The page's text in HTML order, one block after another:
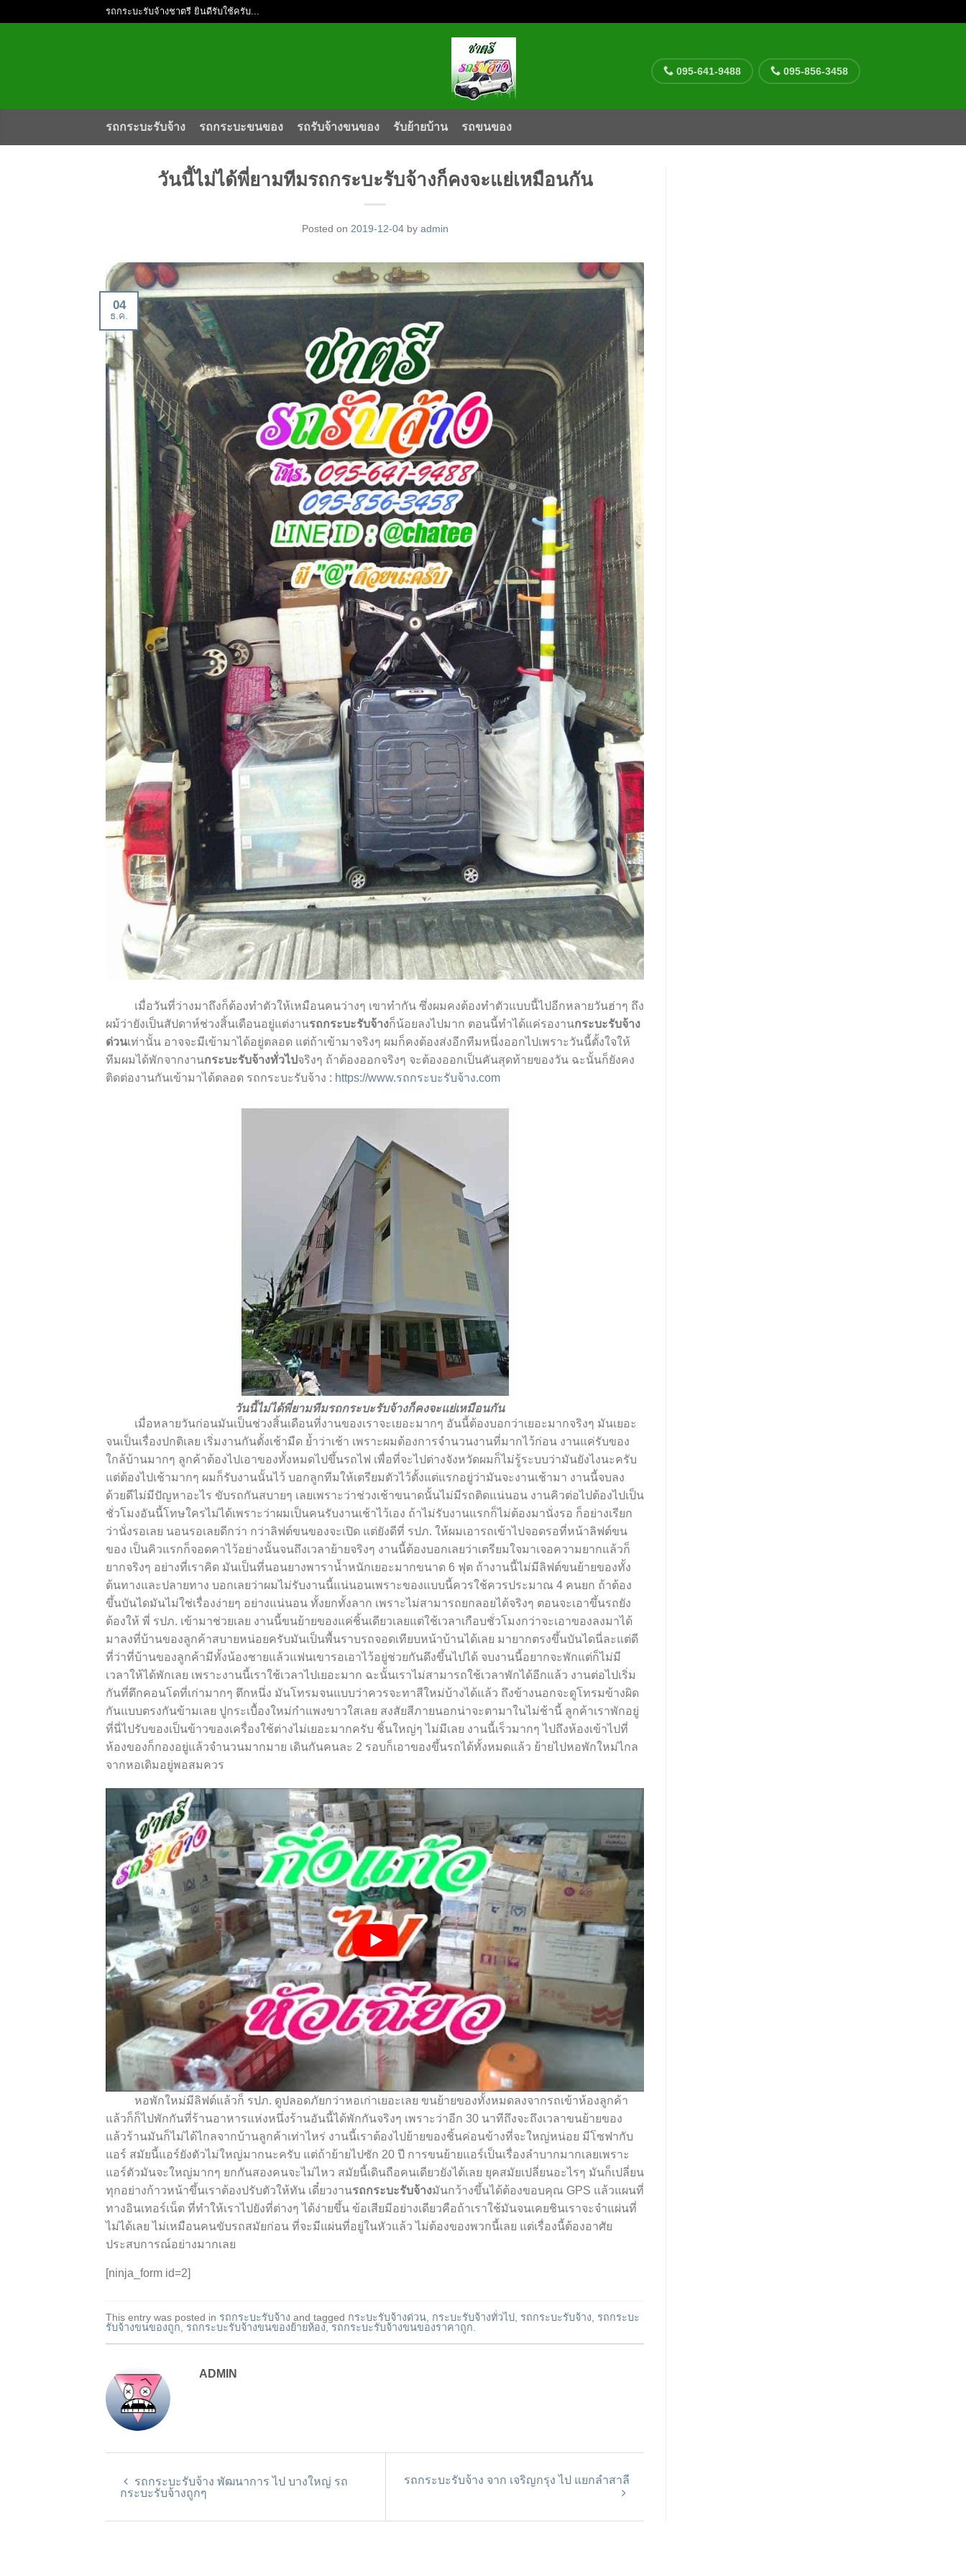
รถกระบะรับจ้างชาตรี ยินดีรับใช้ครับ...
095-641-9488 095-856-3458
รถกระบะรับจ้าง รถกระบะขนของ รถรับจ้างขนของ รับย้ายบ้าน รถขนของ
วันนี้ไม่ได้พี่ยามทีมรถกระบะรับจ้างก็คงจะแย่เหมือนกัน
Posted on 2019-12-04by admin
04
ธ.ค.
เมื่อวันที่ว่างมาถึงก็ต้องทำตัวให้เหมือนคนว่างๆ เขาทำกัน ซึ่งผมคงต้องทำตัวแบบนี้ไปอีกหลายวันฮ่าๆ ถึง
ผม้ว่ายังเป็นสัปดาห์ช่วงสิ้นเดือนอยู่แต่งานรถกระบะรับจ้างก็น้อยลงไปมาก ตอนนี้ทำได้แค่รองานกระบะรับจ้าง
ด่วนเท่านั้น อาจจะมีเข้ามาได้อยู่ตลอด แต่ถ้าเข้ามาจริงๆ ผมก็คงต้องส่งอีกทีมหนึ่งออกไปเพราะวันนี้ตั้งใจให้
ทีมผมได้พักจากงานกระบะรับจ้างทั่วไปจริงๆ ถ้าต้องออกจริงๆ จะต้องออกเป็นคันสุดท้ายของวัน ฉะนั้นก็ยังคง
ติดต่องานกันเข้ามาได้ตลอด รถกระบะรับจ้าง : https://www.รถกระบะรับจ้าง.com
วันนี้ไม่ได้พี่ยามทีมรถกระบะรับจ้างก็คงจะแย่เหมือนกัน
เมื่อหลายวันก่อนมันเป็นช่วงสิ้นเดือนที่งานของเราจะเยอะมากๆ อันนี้ต้องบอกว่าเยอะมากจริงๆ มันเยอะ
จนเป็นเรื่องปกติเลย เริ่มงานกันตั้งเช้ามืด ย้ำว่าเช้า เพราะผมต้องการจำนวนงานที่มากไว้ก่อน งานแค่รับของ
ใกล้บ้านมากๆ ลูกค้าต้องไปเอาของทั้งหมดไปขึ้นรถไฟ เพื่อที่จะไปต่างจังหวัดผมก็ไม่รู้ระบบว่ามันยังไงนะครับ
แต่ต้องไปเช้ามากๆ ผมก็รับงานนั้นไว้ บอกลูกทีมให้เตรียมตัวไว้ตั้งแต่แรกอยู่ว่ามันจะงานเช้ามา งานนี้จบลง
ด้วยดีไม่มีปัญหาอะไร ขับรถกันสบายๆ เลยเพราะว่าช่วงเช้าขนาดนั้นไม่มีรถติดแน่นอน งานคิวต่อไปต้องไปเป็น
ชั่วโมงอันนี้โทษใครไม่ได้เพราะว่าผมเป็นคนรับงานเช้าไว้เอง ถ้าไม่รับงานแรกก็ไม่ต้องมานั่งรอ ก็อย่างเรียก
ว่านั่งรอเลย นอนรอเลยดีกว่า กว่าลิฟต์ขนของจะเปิด แต่ยังดีที่ รปภ. ให้ผมเอารถเข้าไปจอดรอที่หน้าลิฟต์ขน
ของ เป็นคิวแรกก็จอดคาไว้อย่างนั้นจนถึงเวลาย้ายจริงๆ งานนี้ต้องบอกเลยว่าเตรียมใจมาเจอความยากแล้วก็
ยากจริงๆ อย่างที่เราคิด มันเป็นที่นอนยางพาราน้ำหนักเยอะมากขนาด 6 ฟุต ถ้างานนี้ไม่มีลิฟต์ขนย้ายของทั้ง
ต้นทางและปลายทาง บอกเลยว่าผมไม่รับงานนี้แน่นอนเพราะของแบบนี้ควรใช้ควรประมาณ 4 คนยก ถ้าต้อง
ขึ้นบันไดมันไม่ใช่เรื่องง่ายๆ อย่างแน่นอน ทั้งยกทั้งลาก เพราะไม่สามารถยกลอยได้จริงๆ ตอนจะเอาขึ้นรถยัง
ต้องให้ พี่ รปภ. เข้ามาช่วยเลย งานนี้ขนย้ายของแค่ชิ้นเดียวเลยแต่ใช้เวลาเกือบชั่วโมงกว่าจะเอาของลงมาได้
มาลงที่บ้านของลูกค้าสบายหน่อยครับมันเป็นพื้นราบรถจอดเทียบหน้าบ้านได้เลย มายากตรงขึ้นบันไดนี่ละแต่ดี
ที่ว่าที่บ้านของลูกค้ามีทั้งน้องชายแล้วแฟนเขารอเอาไว้อยู่ช่วยกันดึงขึ้นไปได้ จบงานนี้อยากจะพักแต่ก็ไม่มี
เวลาให้ได้พักเลย เพราะงานนี้เราใช้เวลาไปเยอะมาก ฉะนั้นเราไม่สามารถใช้เวลาพักได้อีกแล้ว งานต่อไปเริ่ม
กันที่ตึกคอนโดที่เก่ามากๆ ตึกหนึ่ง มันโทรมจนแบบว่าควรจะทาสีใหม่บ้างได้แล้ว ถึงข้างนอกจะดูโทรมข้างผิด
กันแบบตรงกันข้ามเลย ปูกระเบื้องใหม่กำแพงขาวใสเลย สงสัยสีภายนอกน่าจะตามาในไม่ช้านี้ ลูกค้าเราพักอยู่
ที่นี่ไปรับของเป็นข้าวของเครื่องใช้ต่างไม่เยอะมากครับ ชิ้นใหญ่ๆ ไม่มีเลย งานนี้เร็วมากๆ ไปถึงห้องเข้าไปที่
ห้องของก็กองอยู่แล้วจำนวนมากมาย เดินกันคนละ 2 รอบก็เอาของขึ้นรถได้ทั้งหมดแล้ว ย้ายไปหอพักใหม่ไกล
จากหอเดิมอยู่พอสมควร
หอพักใหม่มีลิฟต์แล้วก็ รปภ. ดูปลอดภัยกว่าหอเก่าเยอะเลย ขนย้ายของทั้งหมดลงจากรถเข้าห้องลูกค้า
แล้วก็ก็ไปพักกันที่ร้านอาหารแห่งหนึ่งร้านอันนี้ได้พักกันจริงๆ เพราะว่าอีก 30 นาทีถึงจะถึงเวลาขนย้ายของ
แล้วร้านมันก็ไม่ได้ไกลจากบ้านลูกค้าเท่าไหร่ งานนี้เราต้องไปย้ายของชิ้นค่อนข้างที่จะใหญ่หน่อย มีโซฟากับ
แอร์ สมัยนี้แอร์ยังตัวไม่ใหญ่มากนะครับ แต่ถ้าย้ายไปซัก 20 ปี การขนย้ายแอร์เป็นเรื่องลำบากมากเลยเพราะ
แอร์ตัวมันจะใหญ่มากๆ ยกกันสองคนจะไม่ไหว สมัยนี้เดินถือคนเดียวยังได้เลย ยุคสมัยเปลี่ยนอะไรๆ มันก็เปลี่ยน
ทุกอย่างก้าวหน้าขึ้นเราต้องปรับตัวให้ทัน เดี๋ยวงานรถกระบะรับจ้างมันกว้างขึ้นได้ต้องขอบคุณ GPS แล้วแผนที่
ทางอินเทอร์เน็ต ที่ทำให้เราไปยังที่ต่างๆ ได้ง่ายขึ้น ข้อเสียมีอย่างเดียวคือถ้าเราใช้มันจนเคยชินเราจะจำแผ่นที่
ไม่ได้เลย ไม่เหมือนคนขับรถสมัยก่อน ที่จะมีแผ่นที่อยู่ในหัวแล้ว ไม่ต้องของพวกนี้เลย แต่เรื่องนี้ต้องอาศัย
ประสบการณ์อย่างมากเลย
[ninja_form id=2]
This entry was posted in รถกระบะรับจ้าง and tagged กระบะรับจ้างด่วน กระบะรับจ้างทั่วไป รถกระบะรับจ้าง
รถกระบะ
รับจ้างขนของถูก
รถกระบะรับจ้างขนของย้ายห้อง,รถกระบะรับจ้างขนของราคาถูก
ADMIN
รถกระบะรับจ้าง พัฒนาการ ไป บางใหญ่ รถ
กระบะรับจ้างถูกๆ
รถกระบะรับจ้าง จาก เจริญกรุง ไป แยกลำสาลี